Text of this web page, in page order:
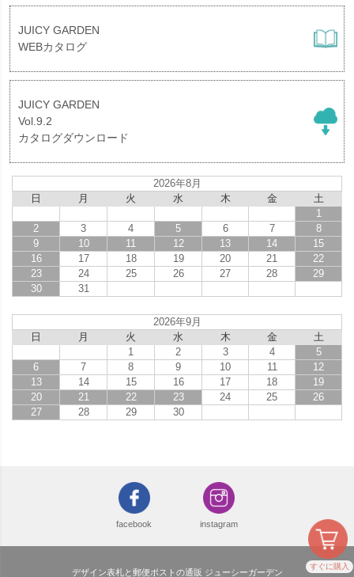
すぐに購入
JUICY GARDEN
WEBカタログ
JUICY GARDEN
Vol.9.2
カタログダウンロード
2026年8月
日
月 火 水 木 金
土
1
2
3 4 5 6 7
8
9
10 11 12 13 14
15
16
17 18 19 20 21
22
23
24 25 26 27 28
29
30
31
2026年9月
日
月 火 水 木 金
土
1
2 3 4
5
6
7 8 9 10 11
12
13
14 15 16 17 18
19
20
21 22 23 24 25
26
27
28 29 30
facebook instagram
デザイン表札と郵便ポストの通販 ジューシーガーデン